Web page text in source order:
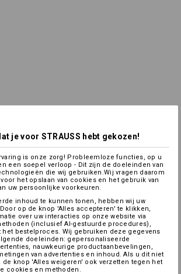
je voor STRAUSS hebt gekozen!
is onze zorg! Probleemloze functies, op u
een soepel verloop - Dit zijn de doeleinden van
die wij gebruiken.Wij vragen daarom
het opslaan van cookies en het gebruik van
uw persoonlijke voorkeuren.
inhoud te kunnen tonen, hebben wij uw
op de knop 'Alles accepteren' te klikken,
over uw interacties op onze website via
(inclusief AI-gestuurde procedures),
het bestelproces. Wij gebruiken deze gegevens
doeleinden: gepersonaliseerde
nauwkeurige productaanbevelingen,
van advertenties en inhoud. Als u dit niet
de knop 'Alles weigeren' ook verzetten tegen het
cookies en methoden.